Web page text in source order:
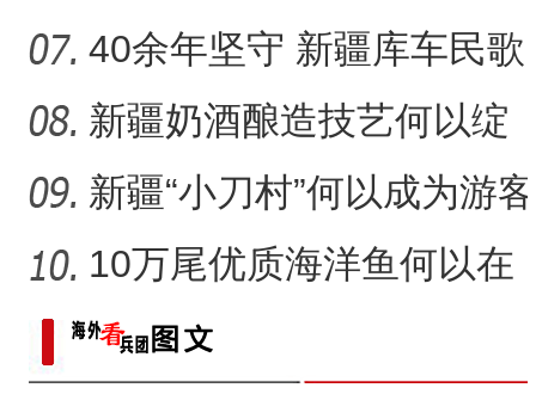
音乐何以传承不息？
40余年坚守 新疆库车民歌
传承人用歌声展现非遗魅
力
新疆奶酒酿造技艺何以绽
放光彩？
新疆“小刀村”何以成为游客
体验非遗技艺打卡地？
10万尾优质海洋鱼何以在
新疆沙漠里安家？